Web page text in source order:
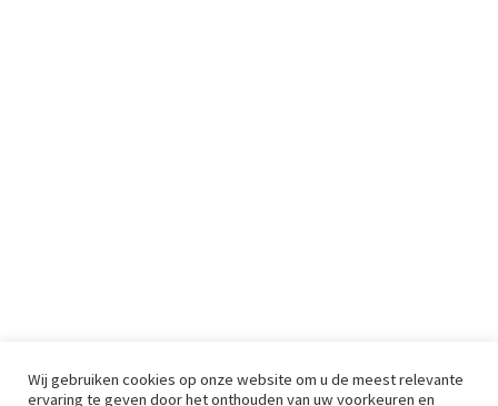
Wij gebruiken cookies op onze website om u de meest relevante
ervaring te geven door het onthouden van uw voorkeuren en